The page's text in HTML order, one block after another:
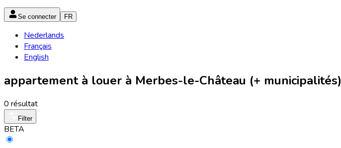
Se connecter FR
Nederlands
Français
English
appartement à louer à Merbes-le-Château (+ municipalités)
0 résultat
Filter
BETA